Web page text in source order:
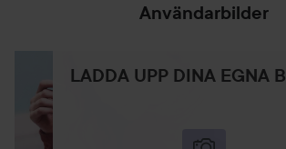
Användarbilder
LADDA UPP DINA EGNA